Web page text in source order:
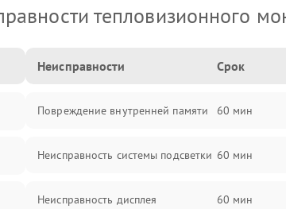
тепловизионного
Неисправности Срок
Повреждение внутренней памяти 60 мин
Неисправность системы подсветки 60 мин
Неисправность дисплея 60 мин